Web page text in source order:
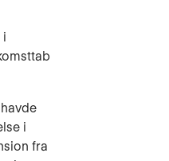
i
i
fra